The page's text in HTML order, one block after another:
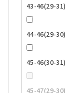
43-46(29-31)
44-46(29-30)
45-46(30-31)
45-47(29-30)